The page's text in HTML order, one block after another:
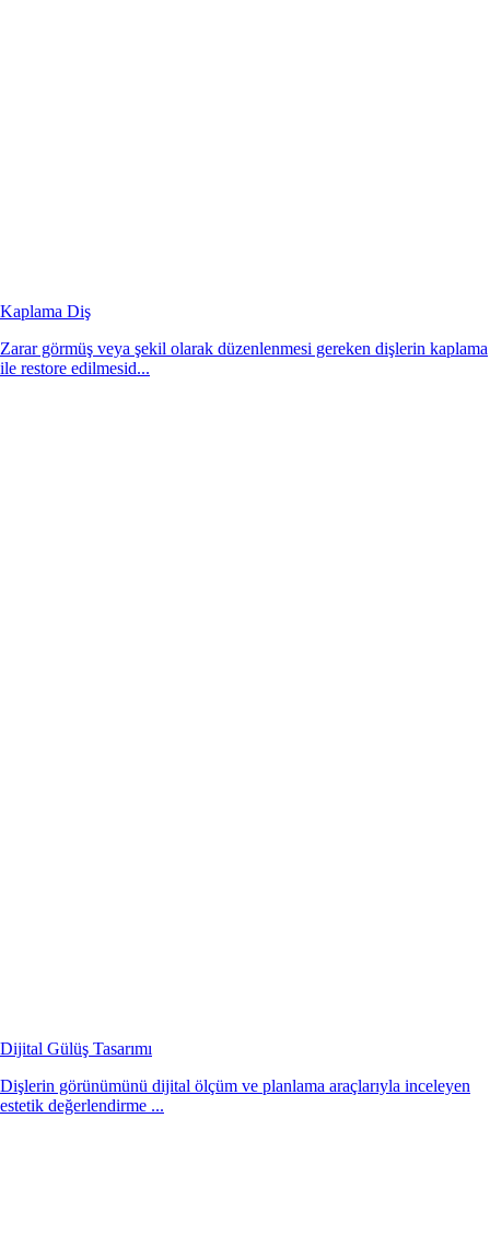
Kaplama Diş
Zarar görmüş veya şekil olarak düzenlenmesi gereken dişlerin kaplama
ile restore edilmesid...
Dijital Gülüş Tasarımı
Dişlerin görünümünü dijital ölçüm ve planlama araçlarıyla inceleyen
estetik değerlendirme ...